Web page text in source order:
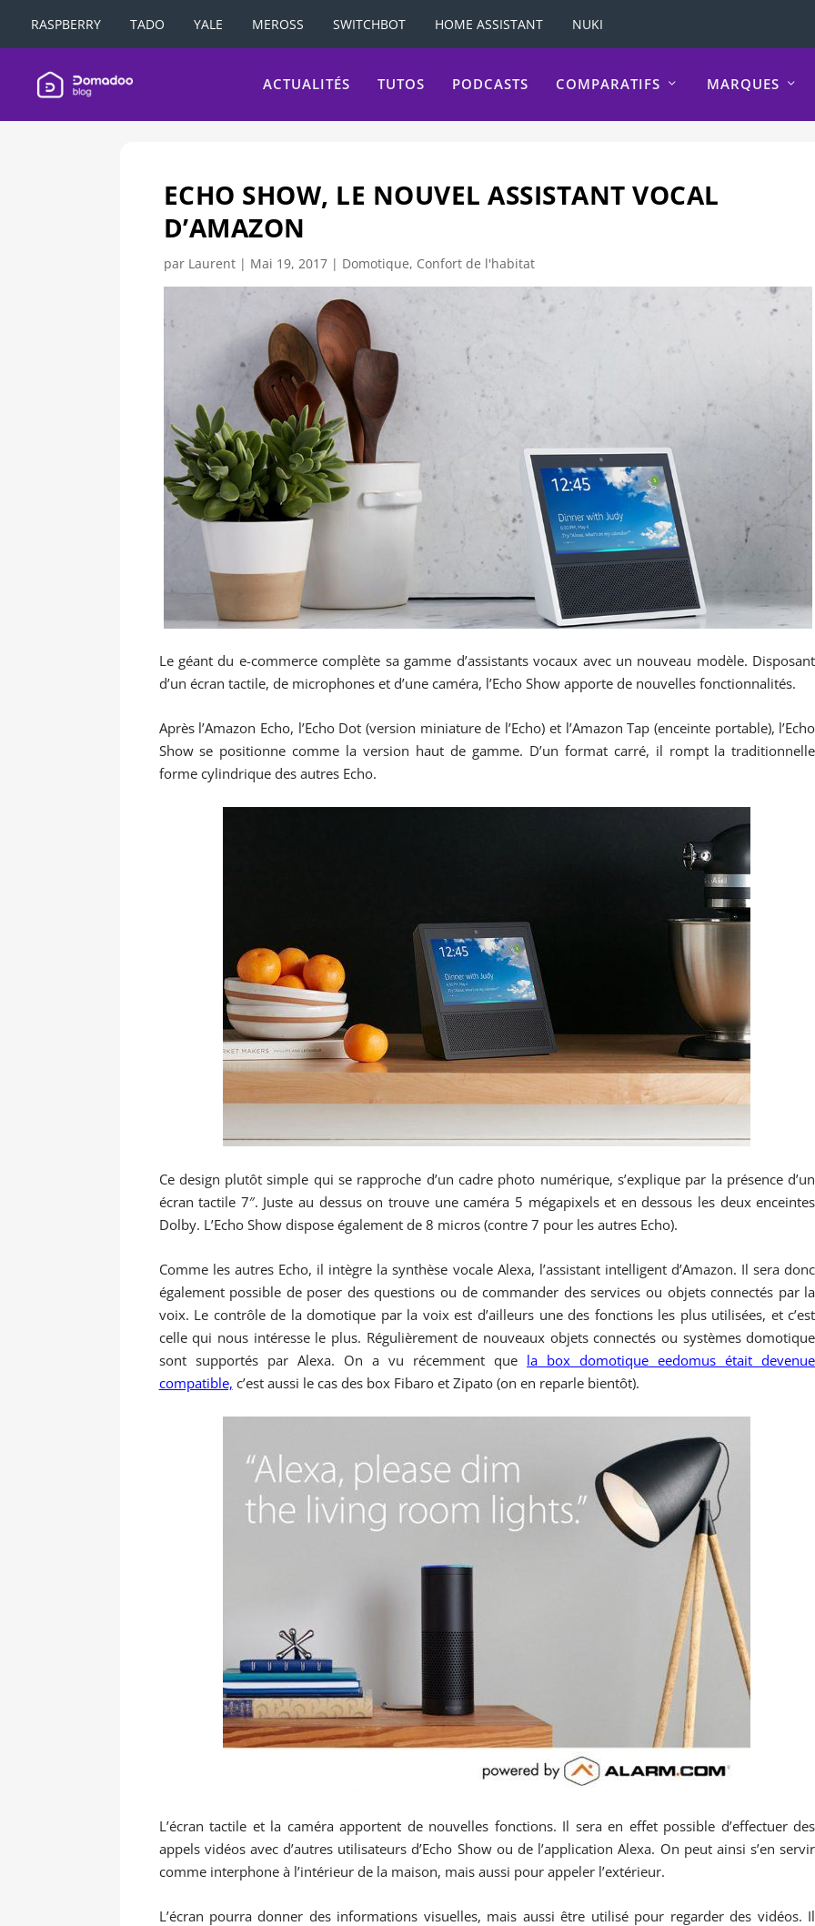
RASPBERRY TADO YALE MEROSS SWITCHBOT HOME ASSISTANT NUKI
ACTUALITÉS TUTOS PODCASTS COMPARATIFS MARQUES
ECHO SHOW, LE NOUVEL ASSISTANT VOCAL
D’AMAZON
par Laurent| Mai 19, 2017| Domotique, Confort de l'habitat
Le géant du e-commerce complète sa gamme d’assistants vocaux avec un nouveau modèle. Disposant
d’un écran tactile, de microphones et d’une caméra, l’Echo Show apporte de nouvelles fonctionnalités.
Après l’Amazon Echo, l’Echo Dot (version miniature de l’Echo) et l’Amazon Tap (enceinte portable), l’Echo
Show se positionne comme la version haut de gamme. D’un format carré, il rompt la traditionnelle
forme cylindrique des autres Echo.
Ce design plutôt simple qui se rapproche d’un cadre photo numérique, s’explique par la présence d’un
écran tactile 7″. Juste au dessus on trouve une caméra 5 mégapixels et en dessous les deux enceintes
Dolby. L’Echo Show dispose également de 8 micros (contre 7 pour les autres Echo).
Comme les autres Echo, il intègre la synthèse vocale Alexa, l’assistant intelligent d’Amazon. Il sera donc
également possible de poser des questions ou de commander des services ou objets connectés par la
voix. Le contrôle de la domotique par la voix est d’ailleurs une des fonctions les plus utilisées, et c’est
celle qui nous intéresse le plus. Régulièrement de nouveaux objets connectés ou systèmes domotique
sont supportés par Alexa. On a vu récemment que la box domotique eedomus était devenue
compatible, c’est aussi le cas des box Fibaro et Zipato (on en reparle bientôt).
L’écran tactile et la caméra apportent de nouvelles fonctions. Il sera en effet possible d’effectuer des
appels vidéos avec d’autres utilisateurs d’Echo Show ou de l’application Alexa. On peut ainsi s’en servir
comme interphone à l’intérieur de la maison, mais aussi pour appeler l’extérieur.
L’écran pourra donner des informations visuelles, mais aussi être utilisé pour regarder des vidéos. Il